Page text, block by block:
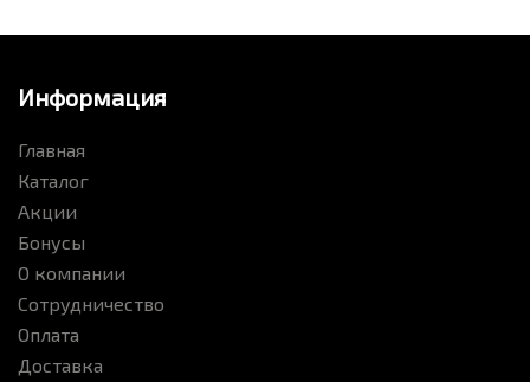
Информация
Главная
Каталог
Акции
Бонусы
О компании
Сотрудничество
Оплата
Доставка